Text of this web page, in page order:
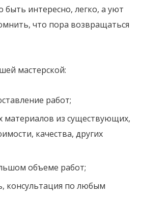
быть интересно, легко, а уют
что пора возвращаться
мастерской:
работ;
материалов из существующих,
качества, других
объеме работ;
консультация по любым